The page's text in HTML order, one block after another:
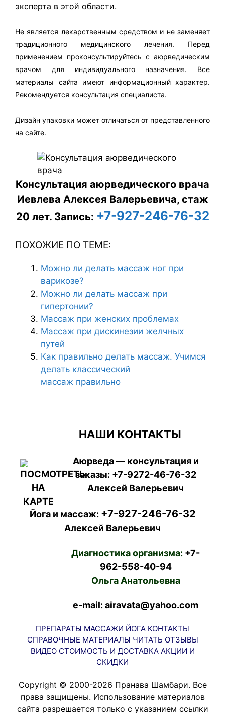
эксперта в этой области.
Не является лекарственным средством и не заменяет
традиционного медицинского лечения. Перед
применением проконсультируйтесь с аюрведическим
врачом для индивидуального назначения. Все
материалы сайта имеют информационный характер.
Рекомендуется консультация специалиста.
Дизайн упаковки может отличаться от представленного
на сайте.
Консультация аюрведического врача
Иевлева Алексея Валерьевича, стаж
20 лет. Запись: +7-927-246-76-32
ПОХОЖИЕ ПО ТЕМЕ:
Можно ли делать массаж ног при
варикозе?
Можно ли делать массаж при
гипертонии?
Массаж при женских проблемах
Массаж при дискинезии желчных
путей
Как правильно делать массаж. Учимся
делать классический
массаж правильно
НАШИ КОНТАКТЫ
Аюрведа — консультация и
заказы: +7-9272-46-76-32
Алексей Валерьевич
Йога и массаж: +7-927-246-76-32
Алексей Валерьевич
Диагностика организма: +7-
962-558-40-94
Ольга Анатольевна
e-mail: airavata@yahoo.com
ПРЕПАРАТЫ МАССАЖИ ЙОГА КОНТАКТЫ
СПРАВОЧНЫЕ МАТЕРИАЛЫ ЧИТАТЬ ОТЗЫВЫ
ВИДЕО СТОИМОСТЬ И ДОСТАВКА АКЦИИ И
СКИДКИ
Copyright © 2000-2026 Пранава Шамбари. Все
права защищены. Использование материалов
сайта разрешается только с указанием ссылки